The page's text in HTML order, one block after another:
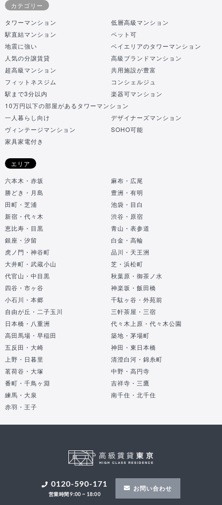
カテゴリー
タワーマンション
低層高級マンション
駅直結マンション
ペット可
地震に強い
ベイエリアのタワーマンション
人気の分譲賃貸
高級ブランドマンション
超高級マンション
共用施設が豊富
フィットネスジム
コンシェルジュ
駅まで3分以内
楽器可マンション
10万円以下の部屋があるタワーマンション
一人暮らし向け
デザイナーズマンション
ヴィンテージマンション
SOHO可能
家具家電付き
エリア
六本木・赤坂
麻布・広尾
勝どき・月島
豊洲・有明
田町・芝浦
池袋・目白
新宿・代々木
渋谷・原宿
恵比寿・目黒
青山・表参道
銀座・汐留
白金・高輪
虎ノ門・神谷町
品川・天王洲
大井町・武蔵小山
芝・浜松町
代官山・中目黒
秋葉原・御茶ノ水
四谷・市ヶ谷
神楽坂・飯田橋
小石川・本郷
千駄ヶ谷・外苑前
自由が丘・二子玉川
三軒茶屋・三宿
日本橋・八重洲
代々木上原・代々木公園
高田馬場・早稲田
築地・茅場町
五反田・大崎
神田・東日本橋
上野・日暮里
清澄白河・錦糸町
茗荷谷・大塚
中野・高円寺
番町・千鳥ヶ淵
吉祥寺・三鷹
練馬・大泉
南千住・北千住
赤羽・王子
0120-590-171
営業時間 9:00 ~ 18:00
お問い合わせ